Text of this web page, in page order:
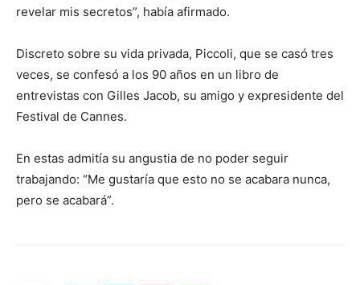
revelar mis secretos”, había afirmado.
Discreto sobre su vida privada, Piccoli, que se casó tres
veces, se confesó a los 90 años en un libro de
entrevistas con Gilles Jacob, su amigo y expresidente del
Festival de Cannes.
En estas admitía su angustia de no poder seguir
trabajando: “Me gustaría que esto no se acabara nunca,
pero se acabará”.